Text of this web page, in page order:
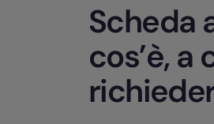
Scheda
cos’è, a